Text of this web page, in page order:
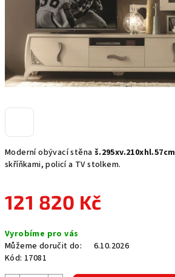
Moderní obývací stěna š.295xv.210xhl.57cm
skříňkami, policí a TV stolkem.
121 820 Kč
cena:
Vyrobíme pro vás
Můžeme doručit do:
6.10.2026
Kód: 17081